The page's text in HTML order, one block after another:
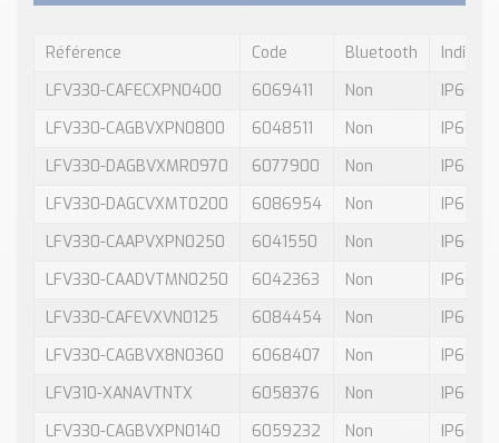
Référence Code Bluetooth
Indice
LFV330-CAFECXPN0400
6069411 Non
IP66 /
LFV330-CAGBVXPN0800
6048511 Non
IP66 /
LFV330-DAGBVXMR0970
6077900 Non
IP66 /
LFV330-DAGCVXMT0200
6086954 Non
IP66 /
LFV330-CAAPVXPN0250
6041550 Non
IP66 /
LFV330-CAADVTMN0250
6042363 Non
IP66 /
LFV330-CAFEVXVN0125
6084454 Non
IP66 /
LFV330-CAGBVX8N0360
6068407 Non
IP66 /
LFV310-XANAVTNTX
6058376 Non
IP66 /
LFV330-CAGBVXPN0140
6059232 Non
IP66 /